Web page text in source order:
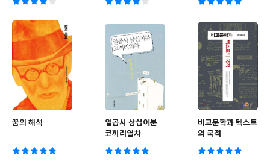
꿈의 해석
일곱시 삼십이분
코끼리열차
비교문학과 텍스트
의 국적